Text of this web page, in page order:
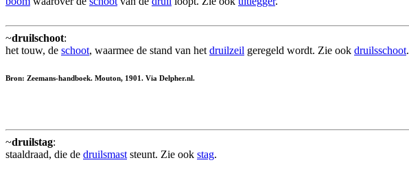
~druilschoot:
het touw, de schoot, waarmee de stand van hetdruilzeil geregeld wordt. Zie ook druilsschoot.
Bron: Zeemans-handboek. Mouton, 1901. Via Delpher.nl.
~druilstag:
staaldraad, die de druilsmast steunt. Zie ook stag.